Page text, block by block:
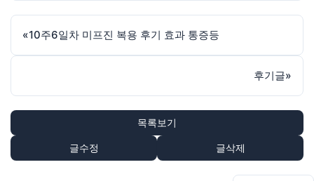
«10주6일차 미프진 복용 후기 효과 통증등
후기글»
목록보기
글수정 글삭제